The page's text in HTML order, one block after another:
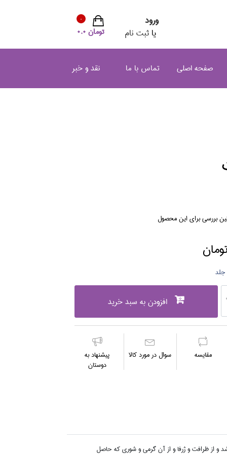
ورود
یا ثبت نام تومان 0.0
0
صفحه اصلی تماس با ما نقد و خبر
بررسی برای این محصول
افزودن به سبد خرید
مقايسه سوال در مورد كالا
پیشنهاد به
دوستان
و از ظرافت و ژرفا و از آن گرمي و شوري كه حاصل